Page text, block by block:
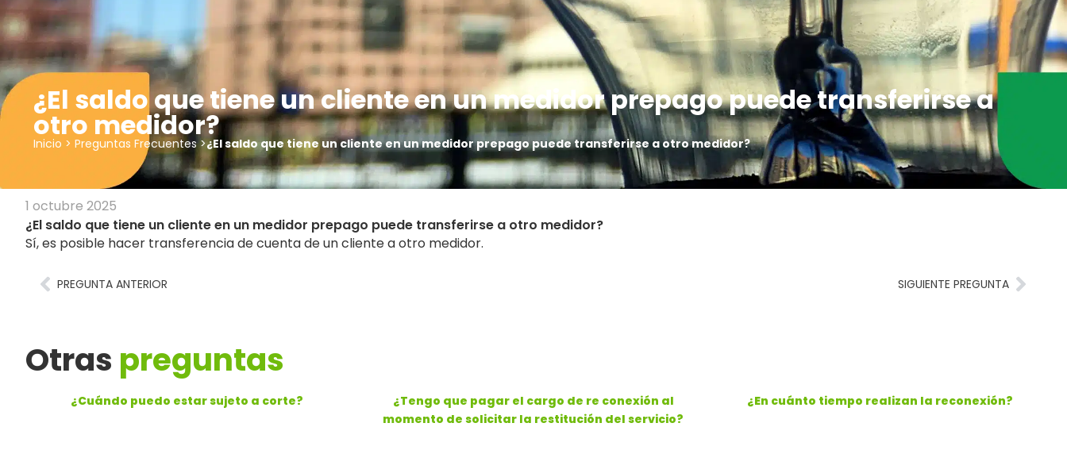
¿El saldo que tiene un cliente en un medidor prepago puede transferirse a
otro medidor?
Inicio > Preguntas Frecuentes >¿El saldo que tiene un cliente en un medidor prepago puede transferirse a otro medidor?
1 octubre 2025
¿El saldo que tiene un cliente en un medidor prepago puede transferirse a otro medidor?
Sí, es posible hacer transferencia de cuenta de un cliente a otro medidor.
PREGUNTA ANTERIOR SIGUIENTE PREGUNTA
Otras preguntas
¿Cuándo puedo estar sujeto a corte?
¿Tengo que pagar el cargo de re conexión al
momento de solicitar la restitución del servicio?
¿En cuánto tiempo realizan la reconexión?